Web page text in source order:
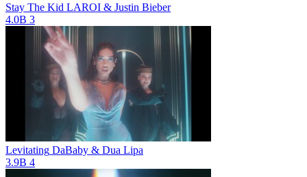
Stay The Kid LAROI & Justin Bieber
4.0B 3
Levitating DaBaby & Dua Lipa
3.9B 4